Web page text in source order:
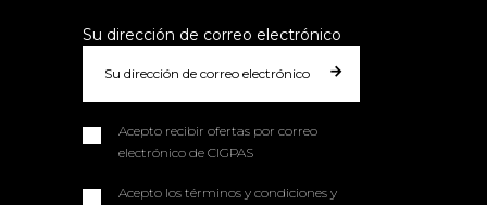
Su dirección de correo electrónico
Acepto recibir ofertas por correo
electrónico de CIGPAS
Acepto los términos y condiciones y